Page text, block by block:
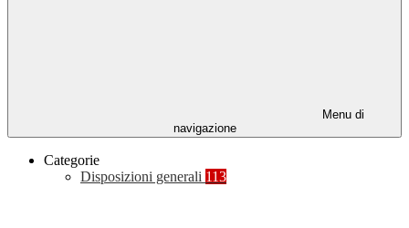
Menu di
navigazione
Categorie
Disposizioni generali 113